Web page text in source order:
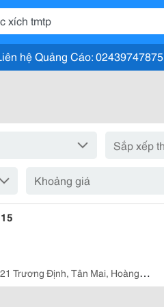
hệ Quảng Cáo: 02439747875
Khoảng giá
Trương Định, Tân Mai, Hoàng